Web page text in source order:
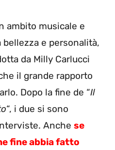
ambito musicale e
e personalità,
da Milly Carlucci
il grande rapporto
Dopo la fine de “Il
“, i due si sono
Anche se
fine abbia fatto